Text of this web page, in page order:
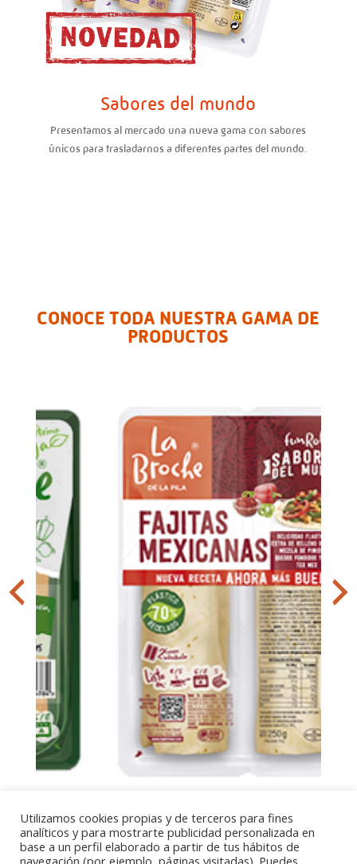
Sabores del mundo
Presentamos al mercado una nueva gama con sabores
únicos para trasladarnos a diferentes partes del mundo.
CONOCE TODA NUESTRA GAMA DE
PRODUCTOS
Utilizamos cookies propias y de terceros para fines
analíticos y para mostrarte publicidad personalizada en
base a un perfil elaborado a partir de tus hábitos de
navegación (por ejemplo, páginas visitadas). Puedes